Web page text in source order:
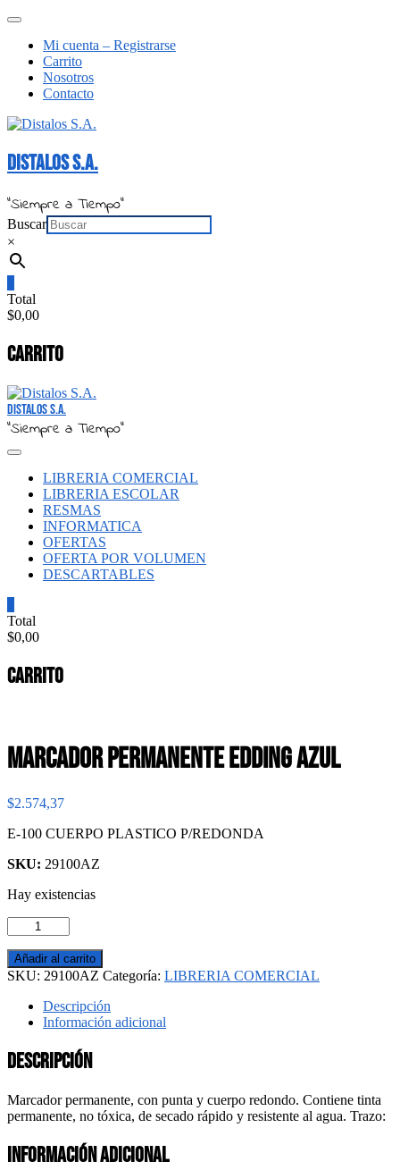
Saltar
contenido
Menú
barra
superior
Mi cuenta – Registrarse
Carrito
Nosotros
Contacto
Distalos S.A.
"Siempre a Tiempo"
Buscar
×
Total
$0,00
Carrito
Distalos S.A.
"Siempre a Tiempo"
LIBRERIA COMERCIAL
LIBRERIA ESCOLAR
RESMAS
INFORMATICA
OFERTAS
OFERTA POR VOLUMEN
DESCARTABLES
Total
$0,00
Carrito
MARCADOR PERMANENTE EDDING AZUL
$2.574,37
E-100 CUERPO PLASTICO P/REDONDA
SKU: 29100AZ
Hay existencias
MARCADOR
PERMANENTE
EDDING
AZUL
Añadir al carrito
SKU: 29100AZ Categoría: LIBRERIA COMERCIAL
Descripción
Información adicional
Descripción
Marcador permanente, con punta y cuerpo redondo. Contiene tinta
permanente, no tóxica, de secado rápido y resistente al agua. Trazo:
Información adicional